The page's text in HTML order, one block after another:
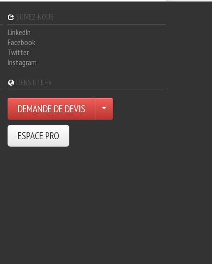
SUIVEZ-NOUS
LinkedIn
Facebook
Twitter
Instagram
LIENS UTILES
DEMANDE DE DEVIS
ESPACE PRO